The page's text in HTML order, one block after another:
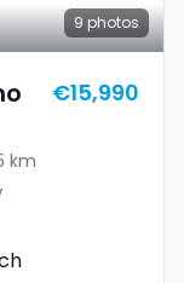
9 photos
€15,990
km